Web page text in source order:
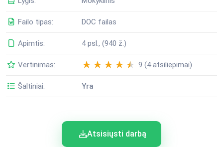
Failo tipas: DOC failas
Apimtis: 4 psl., (940 ž.)
Vertinimas: 9 (4 atsiliepimai)
Šaltiniai: Yra
Atsisiųsti darbą